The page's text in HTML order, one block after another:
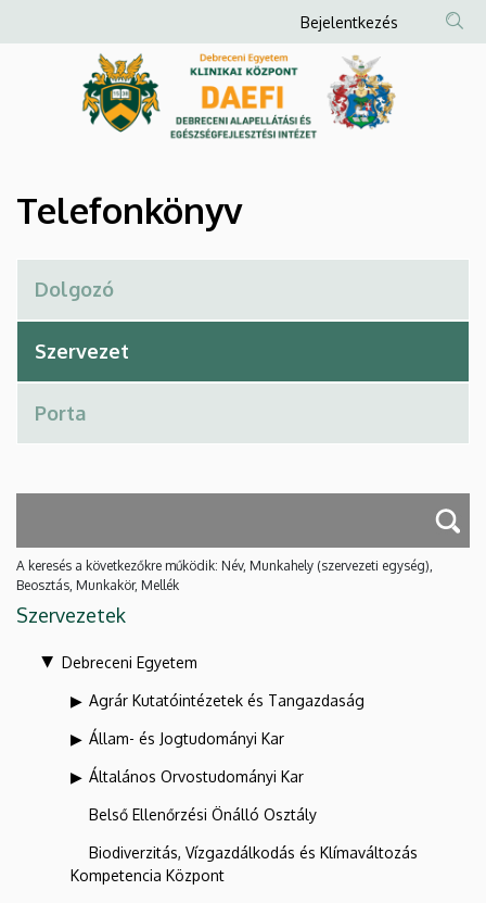
Debreceni
és
Egészségfejlesztési
Intézet
a
Anonim
Felhasználói
fiók
menüje
Bejelentkezés
Telefonkönyv
A keresés a következőkre működik: Név, Munkahely (szervezeti egység),
Beosztás, Munkakör, Mellék
Szervezetek
Debreceni Egyetem
Agrár Kutatóintézetek és Tangazdaság
Állam- és Jogtudományi Kar
Általános Orvostudományi Kar
Belső Ellenőrzési Önálló Osztály
Biodiverzitás, Vízgazdálkodás és Klímaváltozás
Kompetencia Központ